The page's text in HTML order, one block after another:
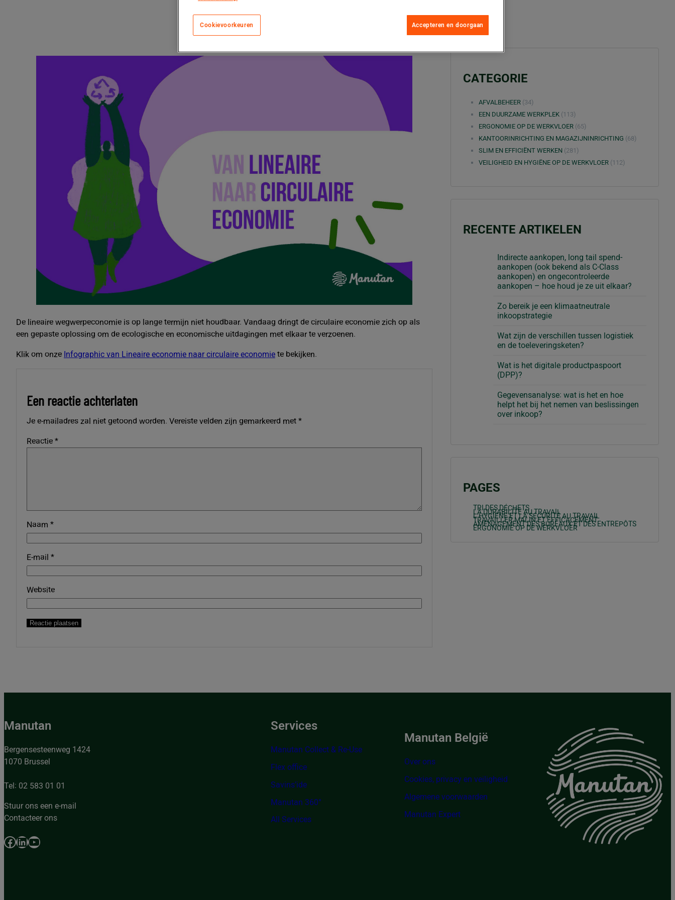
De lineaire wegwerpeconomie is op lange termijn niet houdbaar. Vandaag dringt de circulaire economie zich op als
een gepaste oplossing om de ecologische en economische uitdagingen met elkaar te verzoenen.
Klik om onze Infographic van Lineaire economie naar circulaire economie te bekijken.
Een reactie achterlaten
Je e-mailadres zal niet getoond worden. Vereiste velden zijn gemarkeerd met *
Reactie *
Naam *
E-mail *
Website
CATEGORIE
AFVALBEHEER (34)
EEN DUURZAME WERKPLEK (113)
ERGONOMIE OP DE WERKVLOER (65)
KANTOORINRICHTING EN MAGAZIJNINRICHTING (68)
SLIM EN EFFICIËNT WERKEN (281)
VEILIGHEID EN HYGIËNE OP DE WERKVLOER (112)
RECENTE ARTIKELEN
Indirecte aankopen, long tail spend-
aankopen (ook bekend als C-Class
aankopen) en ongecontroleerde
aankopen – hoe houd je ze uit elkaar?
Zo bereik je een klimaatneutrale
inkoopstrategie
Wat zijn de verschillen tussen logistiek
en de toeleveringsketen?
Wat is het digitale productpaspoort
(DPP)?
Gegevensanalyse: wat is het en hoe
helpt het bij het nemen van beslissingen
over inkoop?
PAGES
TRI DES DÉCHETS
LA DURABILITE AU TRAVAIL
L’HYGIÈNE ET LA SÉCURITÉ AU TRAVAIL
TRAVAILLER MALIN ET EFFICACEMENT
AMÉNAGEMENT DES BUREAUX ET DES ENTREPÔTS
ERGONOMIE OP DE WERKVLOER
Manutan
Bergensesteenweg 1424
1070 Brussel
Tel: 02 583 01 01
Stuur ons een e-mail
Contacteer ons
Facebook LinkedIn YouTube
Services
Manutan Collect & Re-Use
Flex office
Savins’ide
Manutan 360°
All Services
Manutan België
Over ons
Cookies, privacy en veiligheid
Algemene voorwaarden
Manutan Expert
Accepteren en doorgaan
Cookievoorkeuren